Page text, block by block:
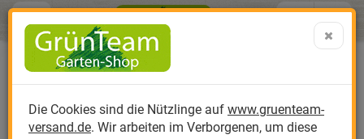
Produktkatalog
0 ARTIKEL IM WARENKORB
Ergebnisse () Fertig
Menü Search
Erfahrungen & Meinungen 6
Die Cookies sind die Nützlinge auf www.gruenteam-
versand.de. Wir arbeiten im Verborgenen, um diese